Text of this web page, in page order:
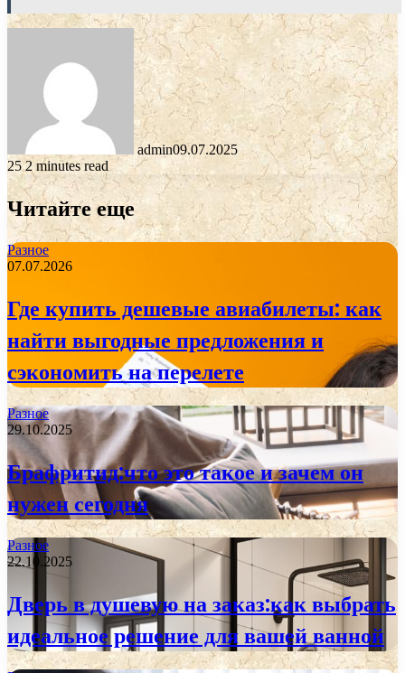
admin09.07.2025
252 minutes read
Читайте еще
Разное
07.07.2026
Где купить дешевые авиабилеты: как
найти выгодные предложения и
сэкономить на перелете
Разное
29.10.2025
Брафритид:что это такое и зачем он
нужен сегодня
Разное
22.10.2025
Дверь в душевую на заказ:как выбрать
идеальное решение для вашей ванной